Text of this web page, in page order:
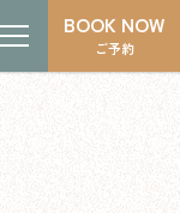
BOOK NOW
ご予約